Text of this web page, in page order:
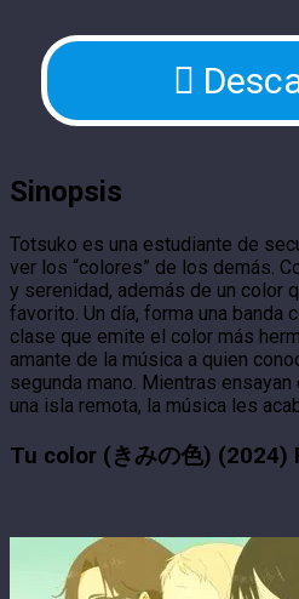
Sinopsis
Totsuko es una estudiante de
ver los “colores” de los demás.
y serenidad, además de un color
favorito. Un día, forma una banda
clase que emite el color más
amante de la música a quien
segunda mano. Mientras
una isla remota, la música les
Tu color (きみの色) (2024)